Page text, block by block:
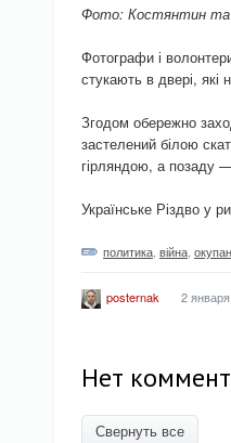
Фото: Костянтин та
Фотографи і
стукають в двері, які
Згодом обережно
застелений білою
гірляндою, а позаду
Українське Різдво у
политика війна
posternak 2
Нет
Свернуть все